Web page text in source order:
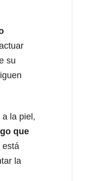
su
la piel,
que
está
la